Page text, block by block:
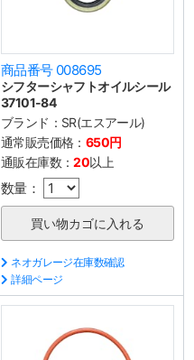
商品番号 008695
シフターシャフトオイルシール
37101-84
ブランド： SR(エスアール)
通常販売価格： 650円
通販在庫数：20以上
数量：
ネオガレージ在庫数確認
詳細ページ